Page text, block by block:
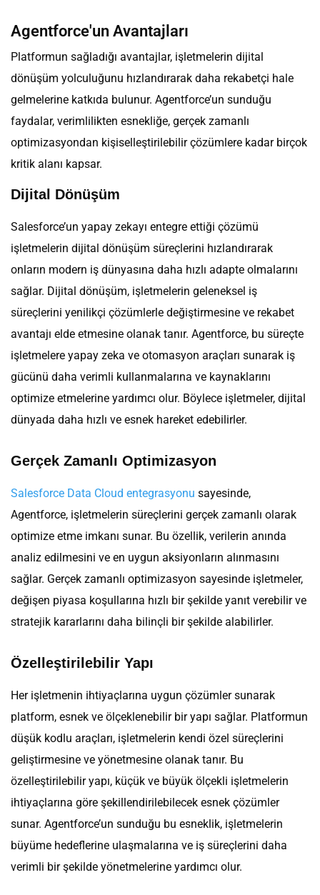
Agentforce'un Avantajları
Platformun sağladığı avantajlar, işletmelerin dijital
dönüşüm yolculuğunu hızlandırarak daha rekabetçi hale
gelmelerine katkıda bulunur. Agentforce’un sunduğu
faydalar, verimlilikten esnekliğe, gerçek zamanlı
optimizasyondan kişiselleştirilebilir çözümlere kadar birçok
kritik alanı kapsar.
Dijital Dönüşüm
Salesforce’un yapay zekayı entegre ettiği çözümü
işletmelerin dijital dönüşüm süreçlerini hızlandırarak
onların modern iş dünyasına daha hızlı adapte olmalarını
sağlar. Dijital dönüşüm, işletmelerin geleneksel iş
süreçlerini yenilikçi çözümlerle değiştirmesine ve rekabet
avantajı elde etmesine olanak tanır. Agentforce, bu süreçte
işletmelere yapay zeka ve otomasyon araçları sunarak iş
gücünü daha verimli kullanmalarına ve kaynaklarını
optimize etmelerine yardımcı olur. Böylece işletmeler, dijital
dünyada daha hızlı ve esnek hareket edebilirler.
Gerçek Zamanlı Optimizasyon
Salesforce Data Cloud entegrasyonu sayesinde,
Agentforce, işletmelerin süreçlerini gerçek zamanlı olarak
optimize etme imkanı sunar. Bu özellik, verilerin anında
analiz edilmesini ve en uygun aksiyonların alınmasını
sağlar. Gerçek zamanlı optimizasyon sayesinde işletmeler,
değişen piyasa koşullarına hızlı bir şekilde yanıt verebilir ve
stratejik kararlarını daha bilinçli bir şekilde alabilirler.
Özelleştirilebilir Yapı
Her işletmenin ihtiyaçlarına uygun çözümler sunarak
platform, esnek ve ölçeklenebilir bir yapı sağlar. Platformun
düşük kodlu araçları, işletmelerin kendi özel süreçlerini
geliştirmesine ve yönetmesine olanak tanır. Bu
özelleştirilebilir yapı, küçük ve büyük ölçekli işletmelerin
ihtiyaçlarına göre şekillendirilebilecek esnek çözümler
sunar. Agentforce’un sunduğu bu esneklik, işletmelerin
büyüme hedeflerine ulaşmalarına ve iş süreçlerini daha
verimli bir şekilde yönetmelerine yardımcı olur.